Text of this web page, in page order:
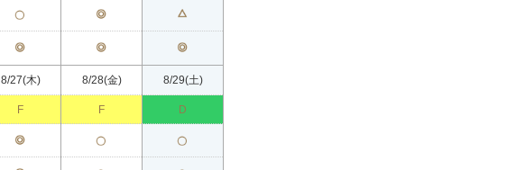
8/27(木)
F
8/28(金)
F
8/29(土)
D